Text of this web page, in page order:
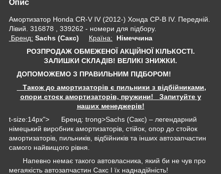
Опис
Амортизатор Honda CR-V IV (2012-) Хонда СР-В IV. Передній.
Лівий. 316878 , 339262 - номери для підбору.
Бренд: Sachs (Сакс) Країна: Німеччина
РОЗПРОДАЖ ОБМЕЖЕНОЇ АКЦІЙНОЇ КІЛЬКОСТІ.
ЗАЛИШКИ СКЛАДІВ! ВЕЛИКІ ЗНИЖКИ.
ДОПОМОЖЕМО З ПРАВИЛЬНИМ ПІДБОРОМ!
Також до амортизаторів є пильники з відбійниками,
опори стоєк амортизаторів, пружини! Запитуйте у
наших менеджерів!
t-size:14px"> Бренд: trong>Sachs (Сакс) – легендарний
німецький виробник амортизаторів, стійок, опор до стойок
амортизаторів, пильників, відбійників та інших автозапчастин
самого найвищого рівня.
Напевно немає такого автовласника, який би не чув про
мегаякість автозапчастин Сакс І їх наднадійність!